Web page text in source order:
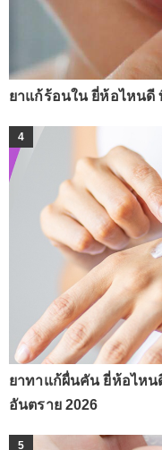
ยาแก้ร้อนใน ยี่ห้อไหนดี
4
ยาทาแก้ผื่นคัน ยี่ห้อไหน
อันตราย 2026
5